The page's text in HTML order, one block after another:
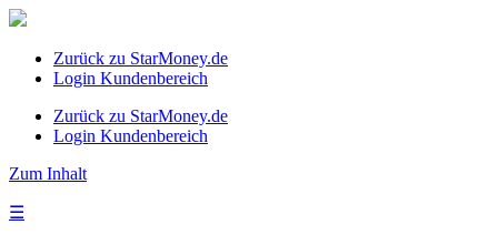
Zurück zu StarMoney.de
Login Kundenbereich
Zurück zu StarMoney.de
Login Kundenbereich
Zum Inhalt
☰